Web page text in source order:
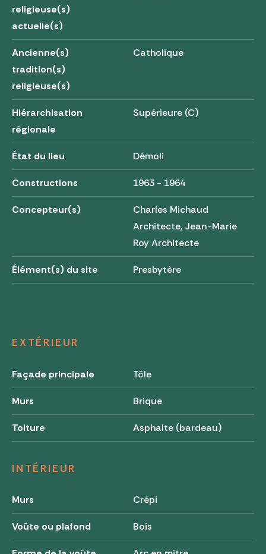
religieuse(s)
actuelle(s)
Ancienne(s)
tradition(s)
religieuse(s)
Catholique
Hiérarchisation
régionale
Supérieure (C)
État du lieu Démoli
Constructions 1963 - 1964
Concepteur(s)
Charles Michaud
Architecte, Jean-Marie
Roy Architecte
Élément(s) du site Presbytère
EXTÉRIEUR
Façade principale Tôle
Murs Brique
Toiture Asphalte (bardeau)
INTÉRIEUR
Murs Crépi
Voûte ou plafond Bois